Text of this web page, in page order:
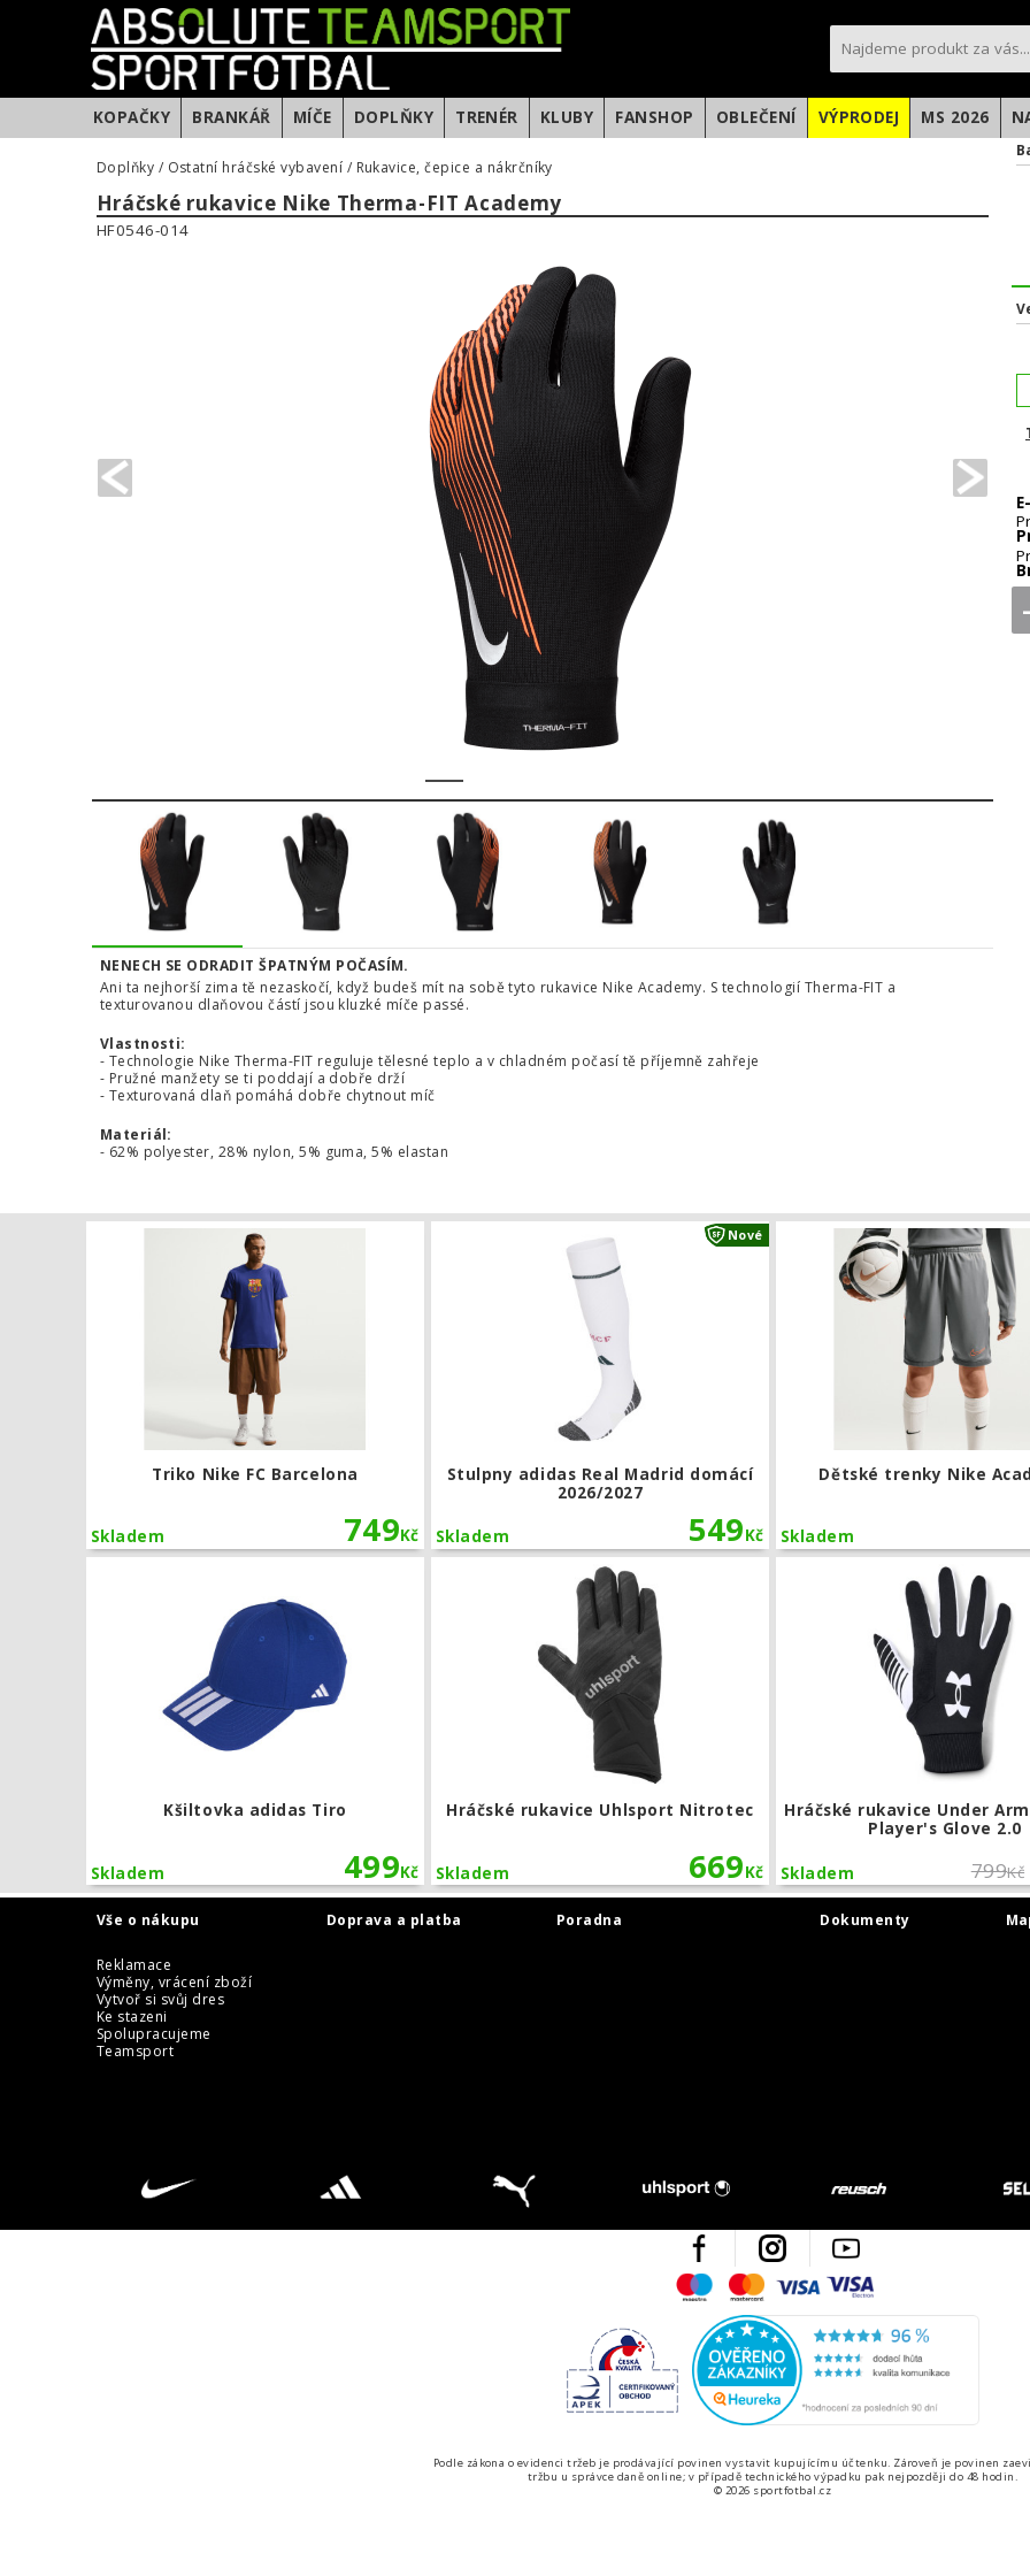
KOPAČKY BRANKÁŘ MÍČE DOPLŇKY TRENÉR KLUBY FANSHOP OBLEČENÍ VÝPRODEJ MS 2026
Doplňky / Ostatní hráčské vybavení / Rukavice, čepice a nákrčníky
Hráčské rukavice Nike Therma-FIT Academy
HF0546-014
NENECH SE ODRADIT ŠPATNÝM POČASÍM.
Ani ta nejhorší zima tě nezaskočí, když budeš mít na sobě tyto rukavice Nike Academy. S technologií Therma-FIT a
texturovanou dlaňovou částí jsou kluzké míče passé.
Vlastnosti:
- Technologie Nike Therma-FIT reguluje tělesné teplo a v chladném počasí tě příjemně zahřeje
- Pružné manžety se ti poddají a dobře drží
- Texturovaná dlaň pomáhá dobře chytnout míč
Materiál:
- 62% polyester, 28% nylon, 5% guma, 5% elastan
Triko Nike FC Barcelona
749Kč
Skladem
Stulpny adidas Real Madrid domácí
2026/2027
549Kč
Skladem
Nové Stulpny adidas Real Madrid domácí
Dětské trenky Nike
Skladem
Kšiltovka adidas Tiro
499Kč
Skladem
Hráčské rukavice Uhlsport Nitrotec
669Kč
Skladem
Hráčské rukavice Uhlsport Nitrotec
Hráčské rukavice Under
Player's Glove 2.0
799Kč
Skladem
Vše o nákupu Doprava a platba Poradna
Reklamace
Výměny, vrácení zboží
Vytvoř si svůj dres
Ke stazeni
Spolupracujeme
Teamsport
Dokumenty
Facebook Instagram
MaestroMastercard
Visa
Česká kvalita
Podle zákona o evidenci tržeb je prodávající povinen vystavit kupujícímu účtenku. Zároveň je povinen
tržbu u správce daně online; v případě technického výpadku pak nejpozději do 48 hodin.
© 2026 sportfotbal.cz